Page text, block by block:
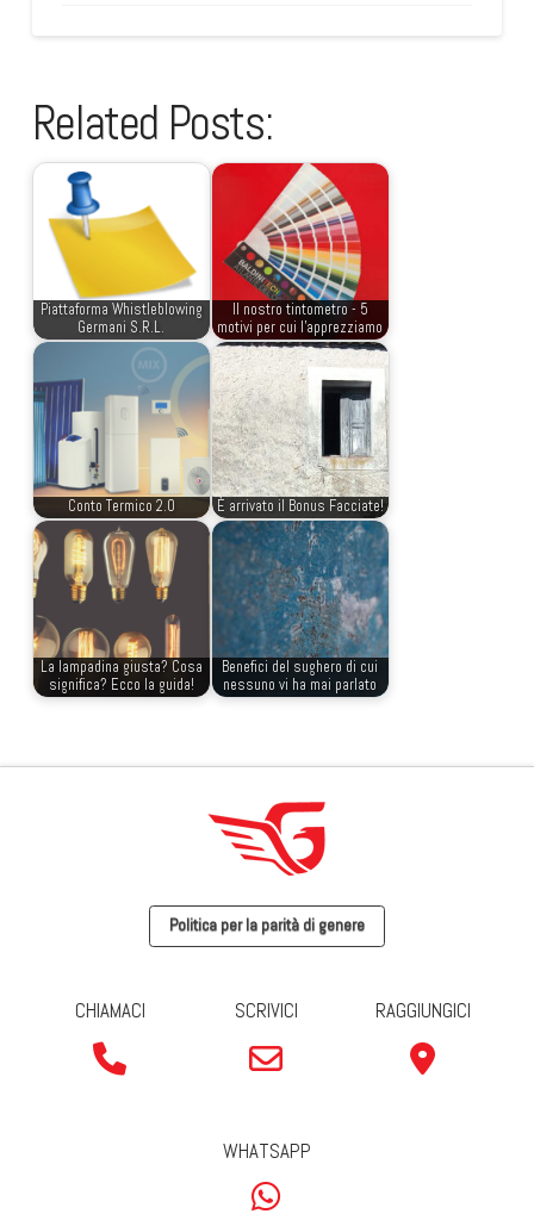
Related Posts:
Piattaforma Whistleblowing
Germani S.R.L.
Il nostro tintometro - 5
motivi per cui l'apprezziamo
Conto Termico 2.0 È arrivato il Bonus Facciate!
La lampadina giusta? Cosa
significa? Ecco la guida!
Benefici del sughero di cui
nessuno vi ha mai parlato
Politica per la parità di genere
CHIAMACI SCRIVICI RAGGIUNGICI
WHATSAPP